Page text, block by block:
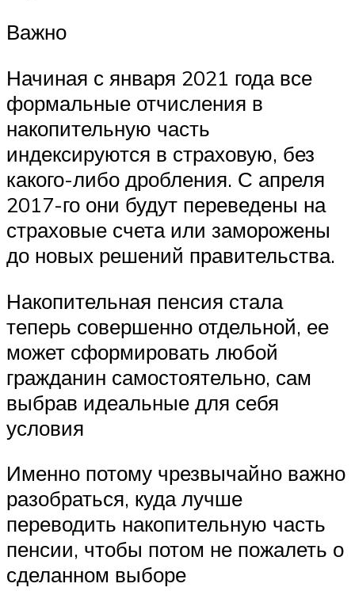
Важно
Начиная с января 2021 года все
формальные отчисления в
накопительную часть
индексируются в страховую, без
какого-либо дробления. С апреля
2017-го они будут переведены на
страховые счета или заморожены
до новых решений правительства.
Накопительная пенсия стала
теперь совершенно отдельной, ее
может сформировать любой
гражданин самостоятельно, сам
выбрав идеальные для себя
условия
Именно потому чрезвычайно важно
разобраться, куда лучше
переводить накопительную часть
пенсии, чтобы потом не пожалеть о
сделанном выборе